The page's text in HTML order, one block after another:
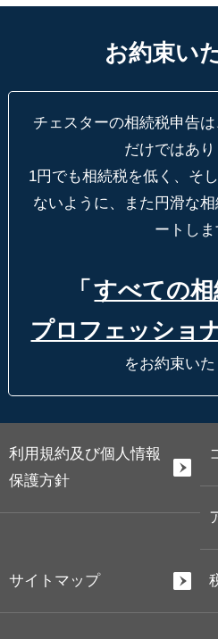
お約束い
チェスターの相続税申告
だけではあり
1円でも相続税を低く、そ
ないように、
また円滑な
ートしま
「 すべての
プロフェッショ
をお約束いた
利用規約及び個人情報
保護方針
サイトマップ